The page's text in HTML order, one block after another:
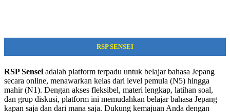
RSP SENSEI
RSP Sensei adalah platform terpadu untuk belajar bahasa Jepang
secara online, menawarkan kelas dari level pemula (N5) hingga
mahir (N1). Dengan akses fleksibel, materi lengkap, latihan soal,
dan grup diskusi, platform ini memudahkan belajar bahasa Jepang
kapan saja dan dari mana saja. Dukung kemajuan Anda dengan